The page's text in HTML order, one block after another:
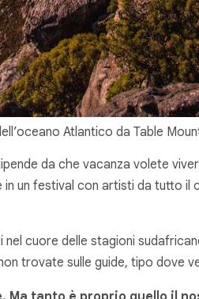
Atlantico da Table
da che vacanza volete
un festival con artisti da tutto
cuore delle stagioni
trovate sulle guide, tipo dove